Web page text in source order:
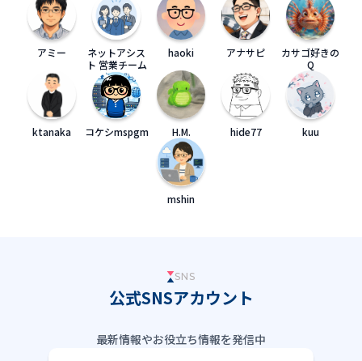
アミー
ネットアシス
ト 営業チーム
haoki アナサピ
カサゴ好きの
Q
ktanaka コケシmspgm H.M. hide77 kuu
mshin
SNS
公式SNSアカウント
最新情報やお役立ち情報を発信中